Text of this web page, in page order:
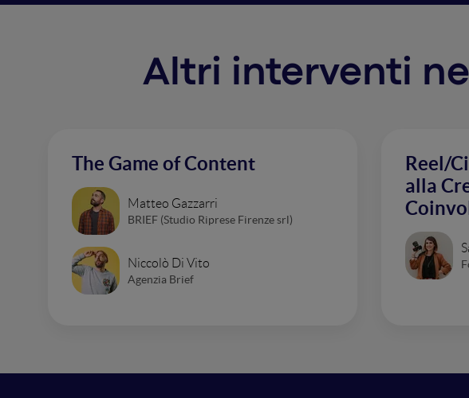
Altri interventi
The Game of Content
Matteo Gazzarri
BRIEF (Studio Riprese Firenze srl)
Niccolò Di Vito
Agenzia Brief
Reel/
alla